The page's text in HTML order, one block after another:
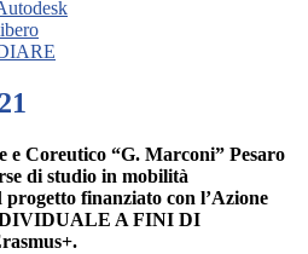
e Coreutico “G. Marconi” Pesaro
di studio in mobilità
progetto finanziato con l’Azione
A FINI DI